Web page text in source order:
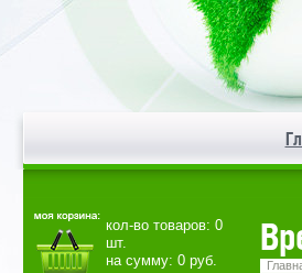
кол-во товаров: 0
шт.
на сумму: 0 руб.